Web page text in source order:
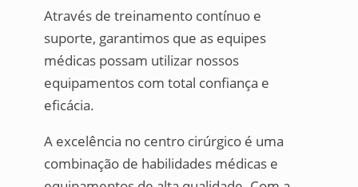
Através de treinamento contínuo e
suporte, garantimos que as equipes
médicas possam utilizar nossos
equipamentos com total confiança e
eficácia.
A excelência no centro cirúrgico é uma
combinação de habilidades médicas e